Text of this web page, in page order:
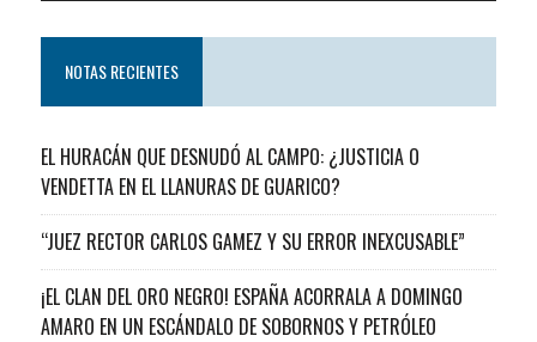
NOTAS RECIENTES
EL HURACÁN QUE DESNUDÓ AL CAMPO: ¿JUSTICIA O
VENDETTA EN EL LLANURAS DE GUARICO?
“JUEZ RECTOR CARLOS GAMEZ Y SU ERROR INEXCUSABLE”
¡EL CLAN DEL ORO NEGRO! ESPAÑA ACORRALA A DOMINGO
AMARO EN UN ESCÁNDALO DE SOBORNOS Y PETRÓLEO